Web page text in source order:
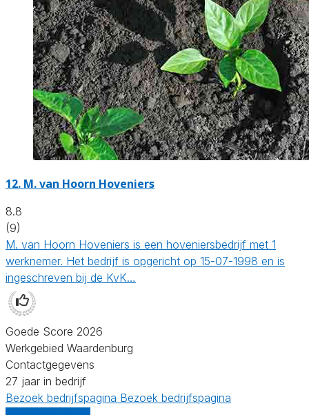
12. M. van Hoorn Hoveniers
8.8
(9)
M. van Hoorn Hoveniers is een hoveniersbedrijf met 1
werknemer. Het bedrijf is opgericht op 15-07-1998 en is
ingeschreven bij de KvK…
Goede Score 2026
Werkgebied Waardenburg
Contactgegevens
27 jaar in bedrijf
Bezoek bedrijfspagina Bezoek bedrijfspagina